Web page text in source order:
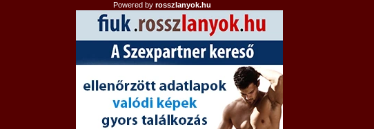
Powered by rosszlanyok.hu